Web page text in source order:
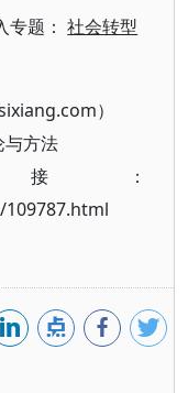
专题：社会转型
）
与方法
：